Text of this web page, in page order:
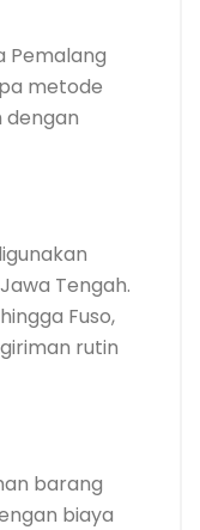
Pemalang
metode
dengan
Tengah.
Fuso,
rutin
barang
biaya